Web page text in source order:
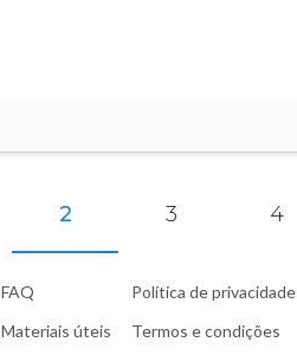
2 3 4
FAQ
Materiais úteis
Política de privacidade
Termos e condições